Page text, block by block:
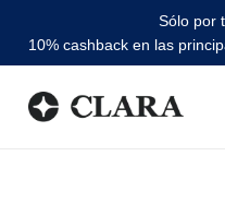
Sólo por
10% cashback en las